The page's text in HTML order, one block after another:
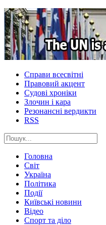
Справи всесвітні
Правовий акцент
Судові хроніки
Злочин і кара
Резонансні вердикти
RSS
Головна
Світ
Україна
Політика
Події
Київські новини
Відео
Спорт та діло